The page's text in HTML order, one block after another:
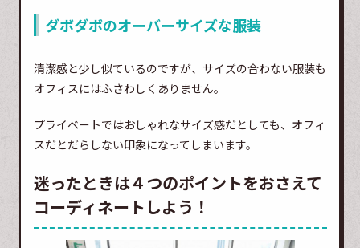
ダボダボのオーバーサイズな服装
清潔感と少し似ているのですが、サイズの合わない服装も
オフィスにはふさわしくありません。
プライベートではおしゃれなサイズ感だとしても、オフィ
スだとだらしない印象になってしまいます。
迷ったときは４つのポイントをおさえて
コーディネートしよう！